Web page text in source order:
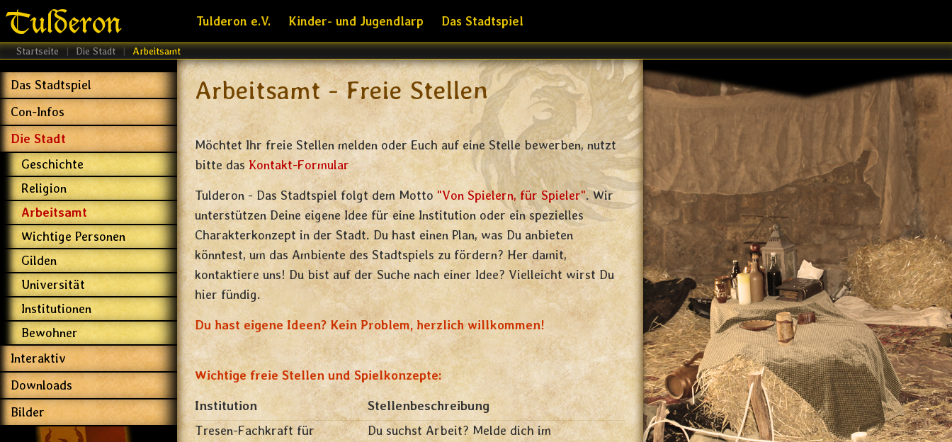
Tulderon Tulderon e.V. Kinder- und Jugendlarp Das Stadtspiel
Startseite | Die Stadt | Arbeitsamt
Das Stadtspiel
Con-Infos
Die Stadt
Geschichte
Religion
Arbeitsamt
Wichtige Personen
Gilden
Universität
Institutionen
Bewohner
Interaktiv
Downloads
Bilder
Arbeitsamt - Freie Stellen
Möchtet Ihr freie Stellen melden oder Euch auf eine Stelle bewerben, nutzt
bitte dasKontakt-Formular
Tulderon - Das Stadtspiel folgt dem Motto "Von Spielern, für Spieler". Wir
unterstützen Deine eigene Idee für eine Institution oder ein spezielles
Charakterkonzept in der Stadt. Du hast einen Plan, was Du anbieten
könntest, um das Ambiente des Stadtspiels zu fördern? Her damit,
kontaktiere uns! Du bist auf der Suche nach einer Idee? Vielleicht wirst Du
hier fündig.
Du hast eigene Ideen? Kein Problem, herzlich willkommen!
Wichtige freie Stellen und Spielkonzepte:
Institution
Stellenbeschreibung
Tresen-Fachkraft für
Du suchst Arbeit? Melde dich im